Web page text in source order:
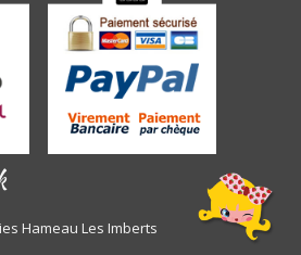
Hameau Les Imberts